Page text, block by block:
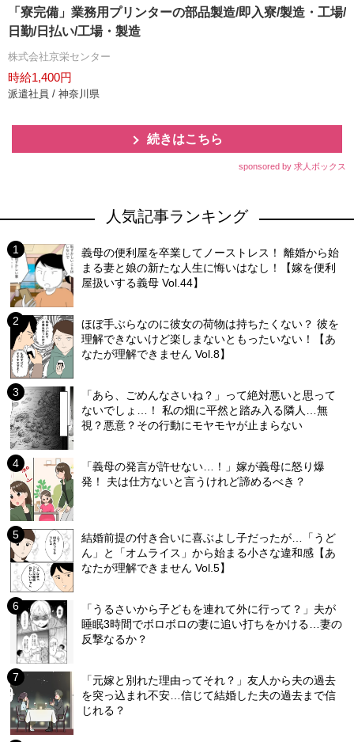
「寮完備」業務用プリンターの部品製造/即入寮/製造・工場/
日勤/日払い/工場・製造
株式会社京栄センター
時給1,400円
派遣社員 / 神奈川県
続きはこちら
sponsored by 求人ボックス
人気記事ランキング
義母の便利屋を卒業してノーストレス！ 離婚から始
まる妻と娘の新たな人生に悔いはなし！【嫁を便利
屋扱いする義母 Vol.44】
ほぼ手ぶらなのに彼女の荷物は持ちたくない？ 彼を
理解できないけど楽しまないともったいない！【あ
なたが理解できません Vol.8】
「あら、ごめんなさいね？」って絶対悪いと思って
ないでしょ…！ 私の畑に平然と踏み入る隣人…無
視？悪意？その行動にモヤモヤが止まらない
「義母の発言が許せない…！」嫁が義母に怒り爆
発！ 夫は仕方ないと言うけれど諦めるべき？
結婚前提の付き合いに喜ぶよし子だったが…「うど
ん」と「オムライス」から始まる小さな違和感【あ
なたが理解できません Vol.5】
「うるさいから子どもを連れて外に行って？」夫が
睡眠3時間でボロボロの妻に追い打ちをかける…妻の
反撃なるか？
「元嫁と別れた理由ってそれ？」友人から夫の過去
を突っ込まれ不安…信じて結婚した夫の過去まで信
じれる？